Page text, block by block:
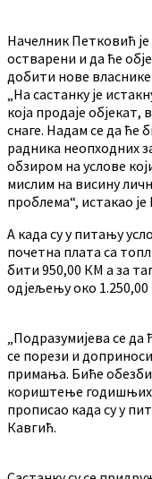
Начелник Петковић
остварени и да ће
добити нове
„На састанку је
која продаје
снаге. Надам се да ће
радника неопходних
обзиром на услове
мислим на висину
проблема“, истакао
А када су у питању
почетна плата са
бити 950,00 КМ а за
одјељењу око
„Подразумијева се
се порези и
примања. Биће
кориштење годишњих
прописао када су у
Кавгић.